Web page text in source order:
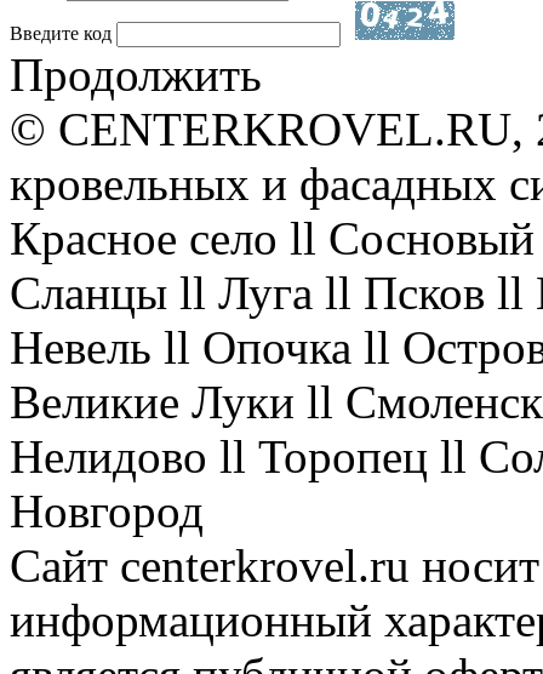
Введите код
Продолжить
© CENTERKROVEL.RU,
кровельных и фасадных
Красное село ll
Сланцы ll Луга ll Псков
Невель ll Опочка ll
Великие Луки ll
Нелидово ll Торопец ll
Новгород
Сайт centerkrovel.ru
информационный